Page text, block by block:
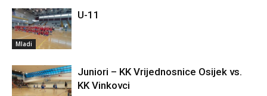
Mladi
U-11
Juniori – KK Vrijednosnice Osijek vs.
KK Vinkovci